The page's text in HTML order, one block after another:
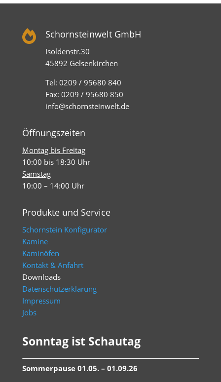
 Schornsteinwelt GmbH
Isoldenstr.30
45892 Gelsenkirchen
Tel: 0209 / 95680 840
Fax: 0209 / 95680 850
info@schornsteinwelt.de
Öffnungszeiten
Montag bis Freitag
10:00 bis 18:30 Uhr
Samstag
10:00 – 14:00 Uhr
Produkte und Service
Schornstein Konfigurator
Kamine
Kaminöfen
Kontakt & Anfahrt
Downloads
Datenschutzerklärung
Impressum
Jobs
Sonntag ist Schautag
Sommerpause 01.05. – 01.09.26